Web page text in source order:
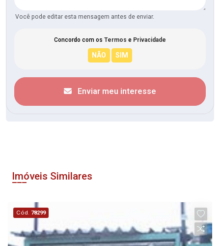
Você pode editar esta mensagem antes de enviar.
Concordo com os Termos e Privacidade
Enviar meu interesse
Imóveis Similares
Cód. 78299